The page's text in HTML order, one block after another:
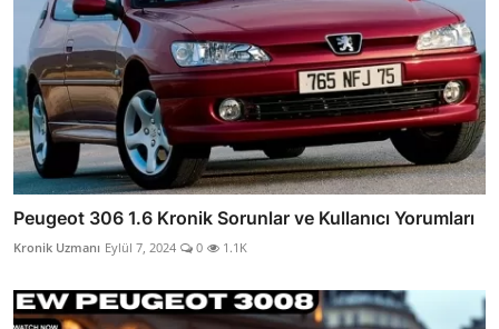
Peugeot 306 1.6 Kronik Sorunlar ve Kullanıcı Yorumları
Kronik Uzmanı Eylül 7, 2024 0 1.1K